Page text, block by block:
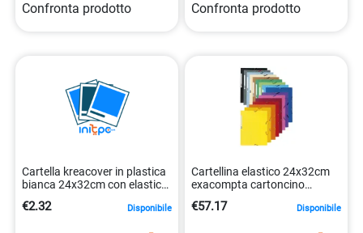
Confronta prodotto Confronta prodotto
Cartella kreacover in plastica
bianca 24x32cm con elastico
€2.32 Disponibile
Cartellina elastico 24x32cm
exacompta cartoncino
3130631555505
€57.17 Disponibile